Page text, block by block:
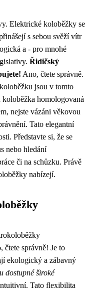
Elektrické koloběžky se
s sebou svěží vítr
a - pro mnohé
Řidičský
Ano, čtete správně.
jsou v tomto
homologovaná
nejste vázáni věkovou
Tato elegantní
Představte si, že se
nebo hledání
či na schůzku. Právě
nabízejí.
čtete správně! Je to
ekologický a zábavný
dostupné široké
Tato flexibilita